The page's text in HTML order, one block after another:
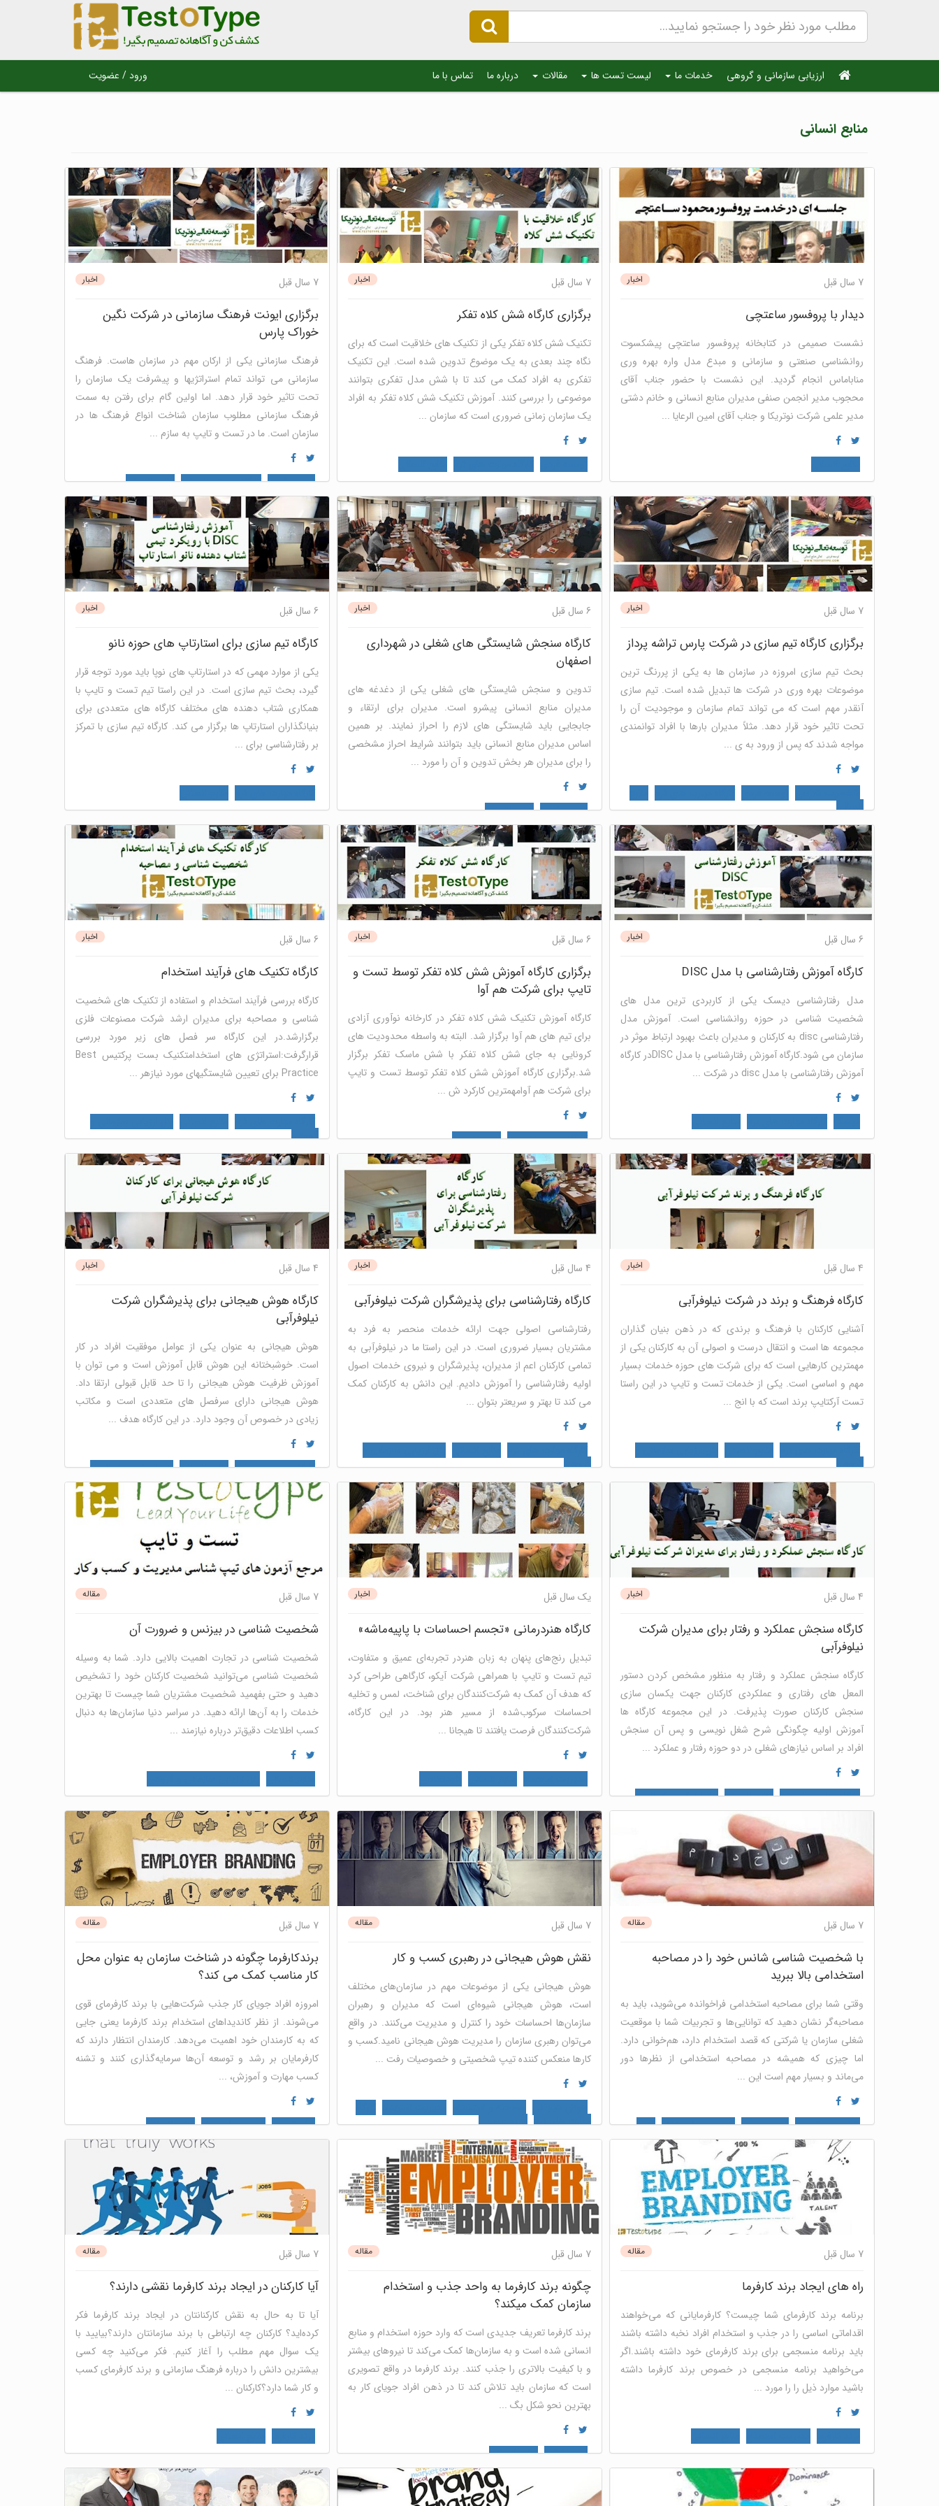
ارزیابی سازمانی و گروهی خدمات ما لیست تست ها مقالات درباره ما تماس با ما ورود / عضویت
منابع انسانی
اخبار 7 سال قبل
دیدار با پروفسور ساعتچی
نشست صمیمی در کتابخانه پروفسور ساعتچی پیشکسوت
روانشناسی صنعتی و سازمانی و مبدع مدل واره بهره وری
مناباماس انجام گردید. این نشست با حضور جناب آقای
محجوب مدیر انجمن صنفی مدیران منابع انسانی و خانم دشتی
مدیر علمی شرکت نوتریکا و جناب آقای امین الرعایا ...
اخبار 7 سال قبل
برگزاری کارگاه تیم سازی در شرکت پارس تراشه پرداز
بحث تیم سازی امروزه در سازمان ها به یکی از پررنگ ترین
موضوعات بهره وری در شرکت ها تبدیل شده است. تیم سازی
آنقدر مهم است که می تواند تمام سازمان و موجودیت آن را
تحت تاثیر خود قرار دهد. مثلاً مدیران بارها با افراد توانمندی
مواجه شدند که پس از ورود به ی ...
انسانی
اخبار 6 سال قبل
کارگاه آموزش رفتارشناسی با مدل DISC
مدل رفتارشناسی دیسک یکی از کاربردی ترین مدل های
شخصیت شناسی در حوزه روانشناسی است. آموزش مدل
رفتارشناسی disc به کارکنان و مدیران باعث بهبود ارتباط موثر در
سازمان می شود.کارگاه آموزش رفتارشناسی با مدل DISCدر کارگاه
آموزش رفتارشناسی با مدل disc در شرکت ...
اخبار 4 سال قبل
کارگاه فرهنگ و برند در شرکت نیلوفرآبی
آشنایی کارکنان با فرهنگ و برندی که در ذهن بنیان گذاران
مجموعه ها است و انتقال درست و اصولی آن به کارکنان یکی از
مهمترین کارهایی است که برای شرکت های حوزه خدمات بسیار
مهم و اساسی است. یکی از خدمات تست و تایپ در این راستا
تست آرکتایپ برند است که با انج ...
گروهی
اخبار 4 سال قبل
کارگاه سنجش عملکرد و رفتار برای مدیران شرکت
نیلوفرآبی
کارگاه سنجش عملکرد و رفتار به منظور مشخص کردن دستور
المعل های رفتاری و عملکردی کارکنان جهت یکسان سازی
سنجش کارکنان صورت پذیرفت. در این مجموعه کارگاه ها
آموزش اولیه چگونگی شرح شغل نویسی و پس آن سنجش
افراد بر اساس نیازهای شغلی در دو حوزه رفتار و عملکرد ...
کارگاه مهارت های نرم منابع انسانی پنل ارزیابی سازمانی و
گروهی
مقاله 7 سال قبل
با شخصیت شناسی شانس خود را در مصاحبه
استخدامی بالا ببرید
وقتی شما برای مصاحبه استخدامی فراخوانده می‌شوید، باید به
مصاحبه‌گر نشان دهید که توانایی‌ها و تجربیات شما با موقعیت
شغلی سازمان یا شرکتی که قصد استخدام دارد، هم‌خوانی دارد.
اما چیزی که همیشه در مصاحبه استخدامی از نظرها دور
می‌ماند و بسیار مهم است این ...
شخصیت شناسی توسعه فردی مصاحبه و استخدام منابع
انسانی مدیریت مسیر شغلی خودشناسی
مقاله 7 سال قبل
راه های ایجاد برند کارفرما
برنامه برند کارفرمای شما چیست؟ کارفرمایانی که می‌خواهند
اقداماتی اساسی را در جذب و استخدام افراد نخبه داشته باشند
باید برنامه منسجمی برای برند کارفرمای خود داشته باشند.اگر
می‌خواهید برنامه منسجمی در خصوص برند کارفرما داشته
باشید موارد ذیل را را مورد ...
اخبار 7 سال قبل
برگزاری کارگاه شش کلاه تفکر
تکنیک شش کلاه تفکر یکی از تکنیک های خلاقیت است که برای
نگاه چند بعدی به یک موضوع تدوین شده است. این تکنیک
تفکری به افراد کمک می کند تا با شش مدل تفکری بتوانند
موضوعی را بررسی کنند. آموزش تکنیک شش کلاه تفکر به افراد
یک سازمان زمانی ضروری است که سازمان ...
اخبار 6 سال قبل
کارگاه سنجش شایستگی های شغلی در شهرداری
اصفهان
تدوین و سنجش شایستگی های شغلی یکی از دغدغه های
مدیران منابع انسانی پیشرو است. مدیران برای ارتقاء و
جابجایی باید شایستگی های لازم را احراز نمایند. بر همین
اساس مدیران منابع انسانی باید بتوانند شرایط احراز مشخصی
را برای مدیران هر بخش تدوین و آن را مورد ...
توسعه فردی منابع انسانی
اخبار 6 سال قبل
برگزاری کارگاه آموزش شش کلاه تفکر توسط تست و
تایپ برای شرکت هم آوا
کارگاه آموزش تکنیک شش کلاه تفکر در کارخانه نوآوری آزادی
برای تیم های هم آوا برگزار شد. البته به واسطه محدودیت های
کرونایی به جای شش کلاه تفکر با شش ماسک تفکر برگزار
شد.برگزاری کارگاه آموزش شش کلاه تفکر توسط تست و تایپ
برای شرکت هم آوامهمترین کارکرد ش ...
کارگاه مهارت های نرم منابع انسانی
اخبار 4 سال قبل
کارگاه رفتارشناسی برای پذیرشگران شرکت نیلوفرآبی
رفتارشناسی اصولی جهت ارائه خدمات منحصر به فرد به
مشتریان بسیار ضروری است. در این راستا ما در نیلوفرآبی به
تمامی کارکنان اعم از مدیران، پذیرشگران و نیروی خدمات اصول
اولیه رفتارشناسی را آموزش دادیم. این دانش به کارکنان کمک
می کند تا بهتر و سریعتر بتوان ...
گروهی
اخبار یک سال قبل
کارگاه هنر‌درمانی «تجسم احساسات با پاپیه‌ماشه»
تبدیل رنج‌های پنهان به زبان هنردر تجربه‌ای عمیق و متفاوت،
تیم تست و تایپ با همراهی شرکت آیکو، کارگاهی طراحی کرد
که هدف آن کمک به شرکت‌کنندگان برای شناخت، لمس و تخلیه
احساسات سرکوب‌شده از مسیر هنر بود. در این کارگاه،
شرکت‌کنندگان فرصت یافتند تا هیجانا ...
مقاله 7 سال قبل
نقش هوش هیجانی در رهبری کسب و کار
هوش هیجانی یکی از موضوعات مهم در سازمان‌های مختلف
است، هوش هیجانی شیوه‌ای است که مدیران و رهبران
سازمان‌ها احساسات خود را کنترل و مدیریت می‌کنند. در واقع
می‌توان رهبری سازمان را مدیریت هوش هیجانی نامید.کسب و
کارها منعکس کننده تیپ شخصیتی و خصوصیات رفت ...
مهارت های نرم منابع انسانی
مقاله 7 سال قبل
چگونه برند کارفرما به واحد جذب و استخدام
سازمان کمک میکند؟
برند کارفرما تعریف جدیدی است که وارد حوزه استخدام و منابع
انسانی شده است و به سازمان‌ها کمک می‌کند تا نیروهای بیشتر
و با کیفیت بالاتری را جذب کنند. برند کارفرما در واقع تصویری
است که سازمان باید تلاش کند تا در ذهن افراد جویای کار به
بهترین نحو شکل بگ ...
برند کارفرما منابع انسانی
اخبار 7 سال قبل
برگزاری ایونت فرهنگ سازمانی در شرکت نگین
خوراک پارس
فرهنگ سازمانی یکی از ارکان مهم در سازمان هاست. فرهنگ
سازمانی می تواند تمام استراتژیها و پیشرفت یک سازمان را
تحت تاثیر خود قرار دهد. اما اولین گام برای رفتن به سمت
فرهنگ سازمانی مطلوب سازمان شناخت انواع فرهنگ ها در
سازمان است. ما در تست و تایپ به سازم ...
توسعه فردی کارگاه مهارت های نرم منابع انسانی
اخبار 6 سال قبل
کارگاه تیم سازی برای استارتاپ های حوزه نانو
یکی از موارد مهمی که در استارتاپ های نوپا باید مورد توجه قرار
گیرد، بحث تیم سازی است. در این راستا تیم تست و تایپ با
همکاری شتاب دهنده های مختلف کارگاه های متعددی برای
بنیانگذاران استارتاپ ها برگزار می کند. کارگاه تیم سازی با تمرکز
بر رفتارشناسی برای ...
اخبار 6 سال قبل
کارگاه تکنیک های فرآیند استخدام
کارگاه بررسی فرآیند استخدام و استفاده از تکنیک های شخصیت
شناسی و مصاحبه برای مدیران ارشد شرکت مصنوعات فلزی
برگزارشد.در این کارگاه سر فصل های زیر مورد بررسی
قرارگرفت:استراتژی های استخدامتکنیک بست پرکتیس Best
Practice برای تعیین شایستگیهای مورد نیازهر ...
گروهی
اخبار 4 سال قبل
کارگاه هوش هیجانی برای پذیرشگران شرکت
نیلوفرآبی
هوش هیجانی به عنوان یکی از عوامل موفقیت افراد در کار
است. خوشبختانه این هوش قابل آموزش است و می توان با
آموزش ظرفیت هوش هیجانی را تا حد قابل قبولی ارتقا داد.
هوش هیجانی دارای سرفصل های متعددی است و مکاتب
زیادی در خصوص آن وجود دارد. در این کارگاه هدف ...
کارگاه مهارت های نرم منابع انسانی پنل ارزیابی سازمانی و
گروهی
مقاله 7 سال قبل
شخصیت شناسی در بیزنس و ضرورت آن
شخصیت شناسی در تجارت اهمیت بالایی دارد. شما به وسیله
شخصیت شناسی می‌توانید شخصیت کارکنان خود را تشخیص
دهید و حتی بفهمید شخصیت مشتریان شما چیست تا بهترین
خدمات را به آن‌ها ارائه دهید. در سراسر دنیا سازمان‌ها به دنبال
کسب اطلاعات دقیق‌تر درباره نیازمند ...
مقاله 7 سال قبل
برندکارفرما چگونه در شناخت سازمان به عنوان محل
کار مناسب کمک می کند؟
امروزه افراد جویای‌ کار جذب شرکت‌هایی با برند کارفرمای قوی
می‌شوند. از نظر کاندیداهای استخدام برند کارفرما یعنی جایی
که به کارمندان خود اهمیت می‌دهد. کارمندان انتظار دارند که
کارفرمایان بر رشد و توسعه آن‌ها سرمایه‌گذاری کنند و تشنه
کسب مهارت و آموزش، ...
برند کارفرما مدیریت استعداد منابع انسانی
مقاله 7 سال قبل
آیا کارکنان در ایجاد برند کارفرما نقشی دارند؟
آیا تا به حال به نقش کارکنانتان در ایجاد برند کارفرما فکر
کرده‌اید؟ کارکنان چه ارتباطی با برند سازمانتان دارند؟بیایید با
یک سوال مهم مطلب را آغاز کنیم. فکر می‌کنید چه کسی
بیشترین دانش را درباره فرهنگ سازمانی و برند کارفرمای کسب
و کار شما دارد؟کارکنان ...